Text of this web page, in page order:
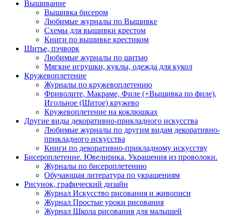
Вышивание
Вышивка бисером
Любимые журналы по Вышивке
Схемы для вышивки крестом
Книги по вышивке крестиком
Шитье, пэчворк
Любимые журналы по шитью
Мягкие игрушки, куклы, одежда для кукол
Кружевоплетение
Журналы по кружевоплетению
Фриволите, Макраме, Филе (+Вышивка по филе),
Игольное (Шитое) кружево
Кружевоплетение на коклюшках
Другие виды декоративно-прикладного искусства
Любимые журналы по другим видам декоративно-
прикладного искусства
Книги по декоративно-прикладному искусству
Бисероплетение. Ювелирика. Украшения из проволоки.
Журналы по бисероплетению
Обучающая литература по украшениям
Рисунок, графический дизайн
Журнал Искусство рисования и живописи
Журнал Простые уроки рисования
Журнал Школа рисования для малышей